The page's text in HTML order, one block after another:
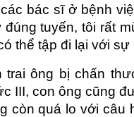
bác sĩ ở bệnh
tuyến, tôi rất
thể tập đi lại với
ông bị chấn
III, con ông cũng
quá lo với câu